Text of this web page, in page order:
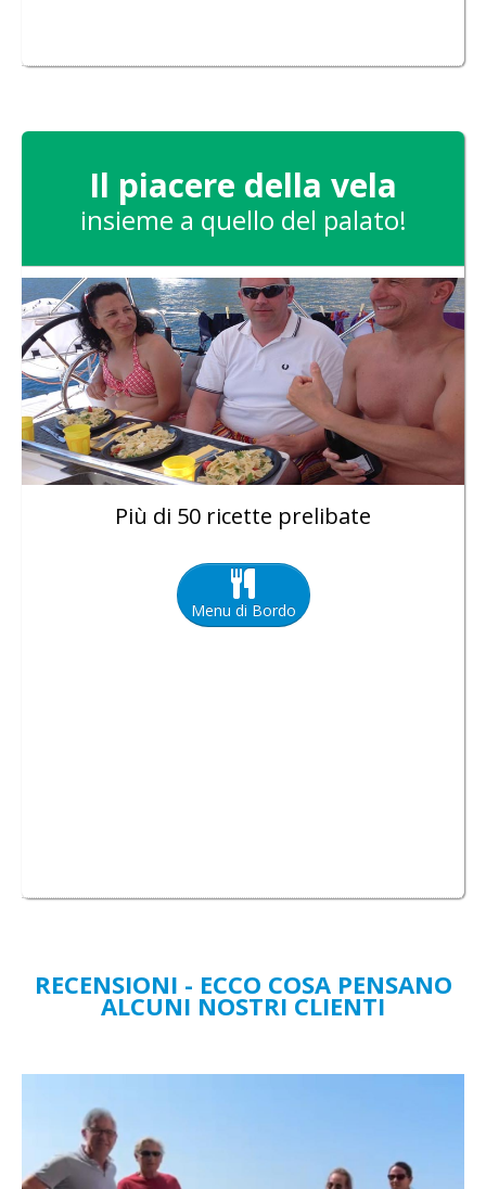
Il piacere della vela
insieme a quello del palato!
Più di 50 ricette prelibate
Menu di Bordo
RECENSIONI - ECCO COSA PENSANO
ALCUNI NOSTRI CLIENTI